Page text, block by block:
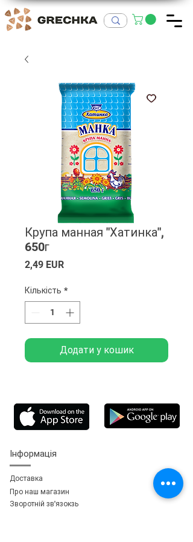
Крупа манная "Хатинка",
650г
2,49 EURЦіна
Кількість *
Додати у кошик
Інформація
Доставка
Про наш магазин
Зворотній зв'язокзь